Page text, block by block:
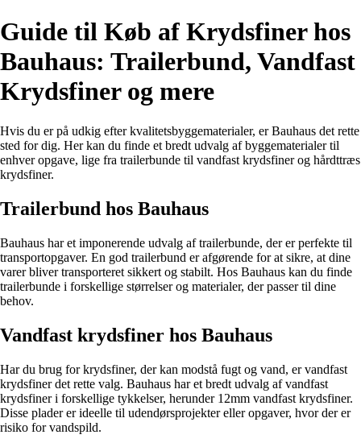
Guide til Køb af Krydsfiner hos
Bauhaus: Trailerbund, Vandfast
Krydsfiner og mere
Hvis du er på udkig efter kvalitetsbyggematerialer, er Bauhaus det rette
sted for dig. Her kan du finde et bredt udvalg af byggematerialer til
enhver opgave, lige fra trailerbunde til vandfast krydsfiner og hårdttræs
krydsfiner.
Trailerbund hos Bauhaus
Bauhaus har et imponerende udvalg af trailerbunde, der er perfekte til
transportopgaver. En god trailerbund er afgørende for at sikre, at dine
varer bliver transporteret sikkert og stabilt. Hos Bauhaus kan du finde
trailerbunde i forskellige størrelser og materialer, der passer til dine
behov.
Vandfast krydsfiner hos Bauhaus
Har du brug for krydsfiner, der kan modstå fugt og vand, er vandfast
krydsfiner det rette valg. Bauhaus har et bredt udvalg af vandfast
krydsfiner i forskellige tykkelser, herunder 12mm vandfast krydsfiner.
Disse plader er ideelle til udendørsprojekter eller opgaver, hvor der er
risiko for vandspild.